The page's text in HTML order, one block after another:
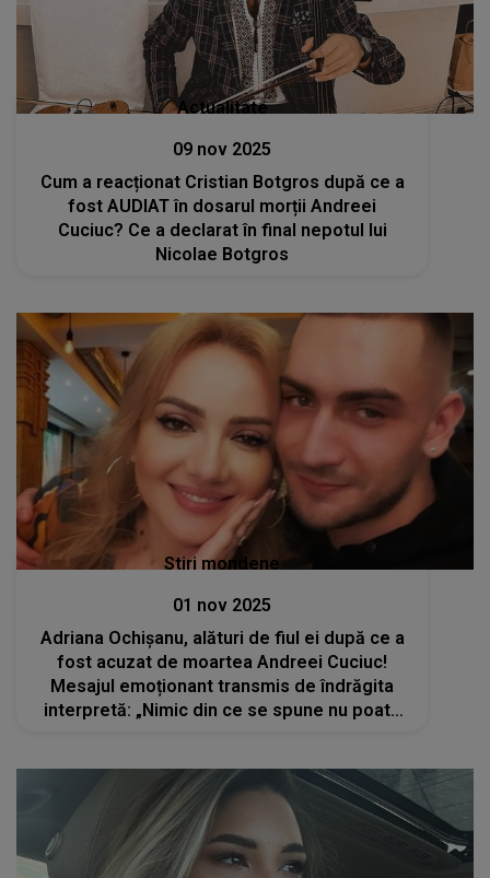
Actualitate
09 nov 2025
Cum a reacționat Cristian Botgros după ce a
fost AUDIAT în dosarul morții Andreei
Cuciuc? Ce a declarat în final nepotul lui
Nicolae Botgros
Stiri mondene
01 nov 2025
Adriana Ochișanu, alături de fiul ei după ce a
fost acuzat de moartea Andreei Cuciuc!
Mesajul emoționant transmis de îndrăgita
interpretă: „Nimic din ce se spune nu poate